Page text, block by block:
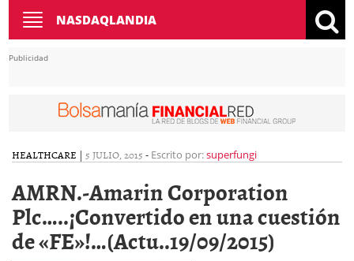
Toggle
navigation
NASDAQLANDIA
Publicidad
HEALTHCARE | 5 JULIO, 2015 - Escrito por:superfungi
AMRN.-Amarin Corporation
Plc…..¡Convertido en una cuestión
de «FE»!…(Actu..19/09/2015)